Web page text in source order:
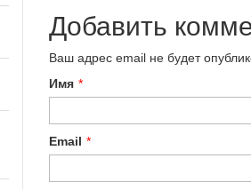
Добавить
Ваш адрес email не будет
Имя *
Email *